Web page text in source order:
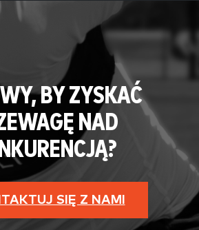
BY ZYSKAĆ
NAD
SIĘ Z NAMI